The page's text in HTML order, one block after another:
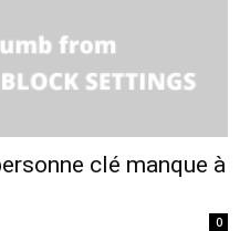
clé manque à
0